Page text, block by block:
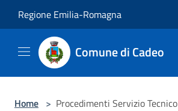
Regione Emilia-Romagna
Comune di Cadeo
Home > Procedimenti Servizio Tecnico